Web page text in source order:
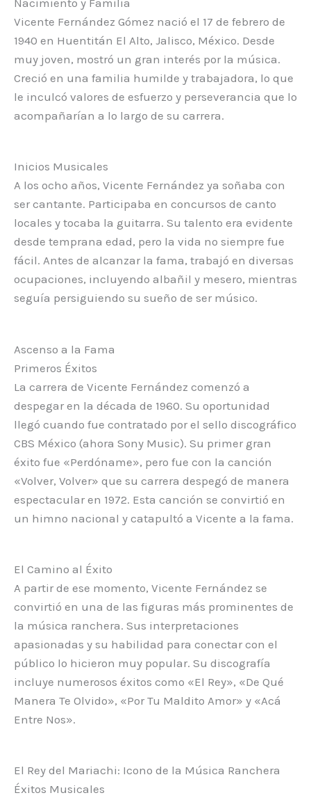
Nacimiento y Familia
Vicente Fernández Gómez nació el 17 de febrero de
1940 en Huentitán El Alto, Jalisco, México. Desde
muy joven, mostró un gran interés por la música.
Creció en una familia humilde y trabajadora, lo que
le inculcó valores de esfuerzo y perseverancia que lo
acompañarían a lo largo de su carrera.
Inicios Musicales
A los ocho años, Vicente Fernández ya soñaba con
ser cantante. Participaba en concursos de canto
locales y tocaba la guitarra. Su talento era evidente
desde temprana edad, pero la vida no siempre fue
fácil. Antes de alcanzar la fama, trabajó en diversas
ocupaciones, incluyendo albañil y mesero, mientras
seguía persiguiendo su sueño de ser músico.
Ascenso a la Fama
Primeros Éxitos
La carrera de Vicente Fernández comenzó a
despegar en la década de 1960. Su oportunidad
llegó cuando fue contratado por el sello discográfico
CBS México (ahora Sony Music). Su primer gran
éxito fue «Perdóname», pero fue con la canción
«Volver, Volver» que su carrera despegó de manera
espectacular en 1972. Esta canción se convirtió en
un himno nacional y catapultó a Vicente a la fama.
El Camino al Éxito
A partir de ese momento, Vicente Fernández se
convirtió en una de las figuras más prominentes de
la música ranchera. Sus interpretaciones
apasionadas y su habilidad para conectar con el
público lo hicieron muy popular. Su discografía
incluye numerosos éxitos como «El Rey», «De Qué
Manera Te Olvido», «Por Tu Maldito Amor» y «Acá
Entre Nos».
El Rey del Mariachi: Icono de la Música Ranchera
Éxitos Musicales